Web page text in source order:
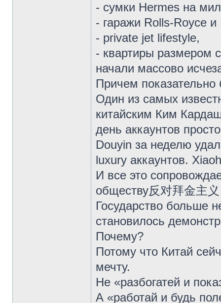
- сумки Hermes на
- гаражи Rolls-Royce и
- private jet lifestyle,
- квартиры размером
начали массово
Причем показательно
Один из самых
китайским Ким
день аккаунтов
Douyin за неделю
luxury аккаунтов.
И все это
обществу反对拜金主
Государство больше
становилось
Почему?
Потому что Китай
мечту.
Не «разбогатей и
А «работай и будь